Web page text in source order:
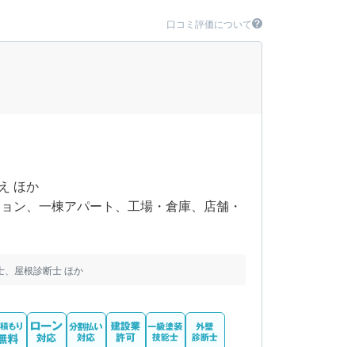
口コミ評価について
ほか
ン、一棟アパート、工場・倉庫、店舗・
、屋根診断士 ほか